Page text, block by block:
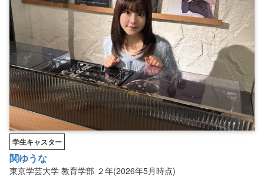
学生キャスター
関ゆうな
東京学芸大学 教育学部 ２年(2026年5月時点)